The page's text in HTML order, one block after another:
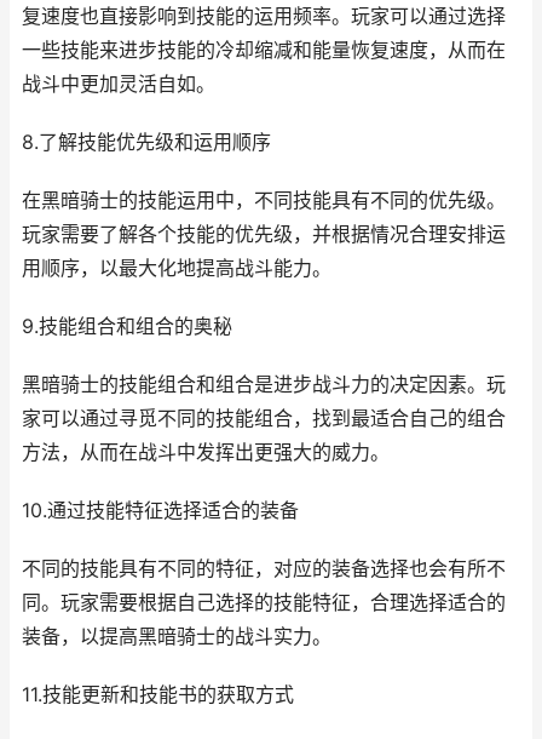
复速度也直接影响到技能的运用频率。玩家可以通过选择
一些技能来进步技能的冷却缩减和能量恢复速度，从而在
战斗中更加灵活自如。
8.了解技能优先级和运用顺序
在黑暗骑士的技能运用中，不同技能具有不同的优先级。
玩家需要了解各个技能的优先级，并根据情况合理安排运
用顺序，以最大化地提高战斗能力。
9.技能组合和组合的奥秘
黑暗骑士的技能组合和组合是进步战斗力的决定因素。玩
家可以通过寻觅不同的技能组合，找到最适合自己的组合
方法，从而在战斗中发挥出更强大的威力。
10.通过技能特征选择适合的装备
不同的技能具有不同的特征，对应的装备选择也会有所不
同。玩家需要根据自己选择的技能特征，合理选择适合的
装备，以提高黑暗骑士的战斗实力。
11.技能更新和技能书的获取方式